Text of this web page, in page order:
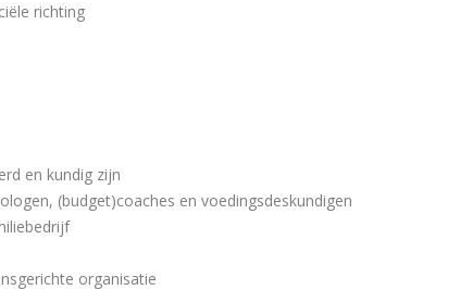
richting
en kundig zijn
(budget)coaches en voedingsdeskundigen
organisatie